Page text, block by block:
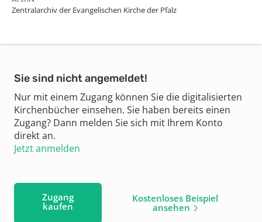
Zentralarchiv der Evangelischen Kirche der Pfalz
Sie sind nicht angemeldet!
Nur mit einem Zugang können Sie die digitalisierten
Kirchenbücher einsehen. Sie haben bereits einen
Zugang? Dann melden Sie sich mit Ihrem Konto
direkt an.
Jetzt anmelden
Zugang
kaufen
Kostenloses Beispiel
ansehen